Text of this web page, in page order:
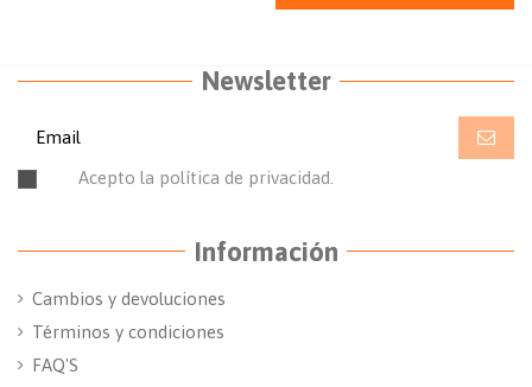
Newsletter
Acepto la política de privacidad.
Información
Cambios y devoluciones
Términos y condiciones
FAQ'S